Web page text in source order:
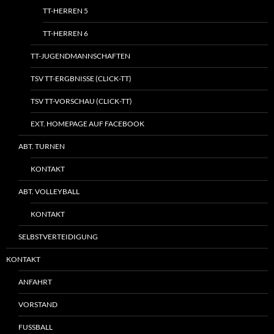
TT-HERREN 5
TT-HERREN 6
TT-JUGENDMANNSCHAFTEN
TSV TT-ERGBNISSE (CLICK-TT)
TSV TT-VORSCHAU (CLICK-TT)
EXT. HOMEPAGE AUF FACEBOOK
ABT. TURNEN
KONTAKT
ABT. VOLLEYBALL
KONTAKT
SELBSTVERTEIDIGUNG
KONTAKT
ANFAHRT
VORSTAND
FUSSBALL